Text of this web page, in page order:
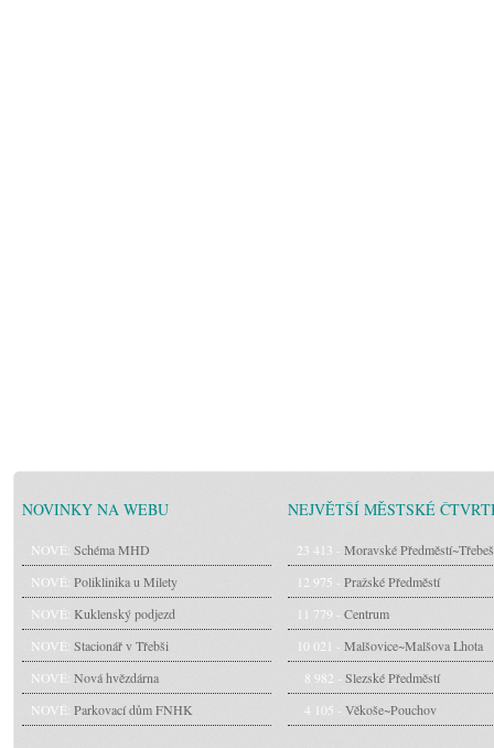
NOVINKY NA WEBU
NOVÉ: Schéma MHD
NOVÉ: Poliklinika u Milety
NOVÉ: Kuklenský podjezd
NOVÉ: Stacionář v Třebši
NOVÉ: Nová hvězdárna
NOVÉ: Parkovací dům FNHK
NEJVĚTŠÍ MĚSTSKÉ
23 413 - Moravské Předměstí~Třebeš
12 975 - Pražské Předměstí
11 779 - Centrum
10 021 - Malšovice~Malšova Lhota
8 982 - Slezské Předměstí
4 105 - Věkoše~Pouchov